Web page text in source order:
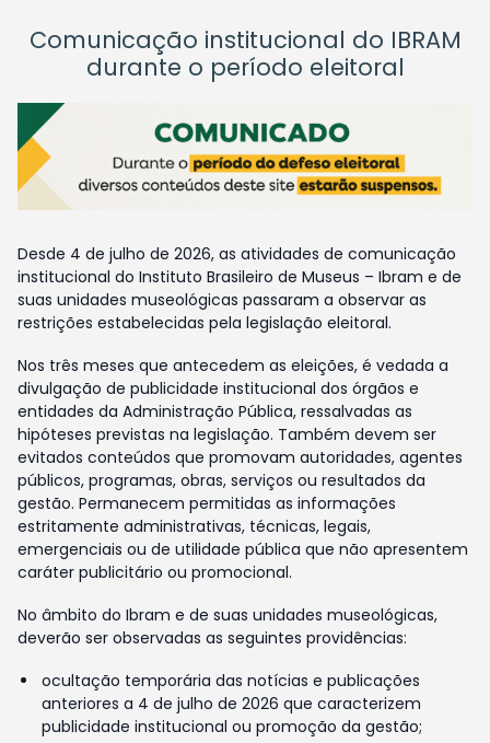
Comunicação institucional do IBRAM
durante o período eleitoral
Desde 4 de julho de 2026, as atividades de comunicação
institucional do Instituto Brasileiro de Museus – Ibram e de
suas unidades museológicas passaram a observar as
restrições estabelecidas pela legislação eleitoral.
Nos três meses que antecedem as eleições, é vedada a
divulgação de publicidade institucional dos órgãos e
entidades da Administração Pública, ressalvadas as
hipóteses previstas na legislação. Também devem ser
evitados conteúdos que promovam autoridades, agentes
públicos, programas, obras, serviços ou resultados da
gestão. Permanecem permitidas as informações
estritamente administrativas, técnicas, legais,
emergenciais ou de utilidade pública que não apresentem
caráter publicitário ou promocional.
No âmbito do Ibram e de suas unidades museológicas,
deverão ser observadas as seguintes providências:
ocultação temporária das notícias e publicações
anteriores a 4 de julho de 2026 que caracterizem
publicidade institucional ou promoção da gestão;